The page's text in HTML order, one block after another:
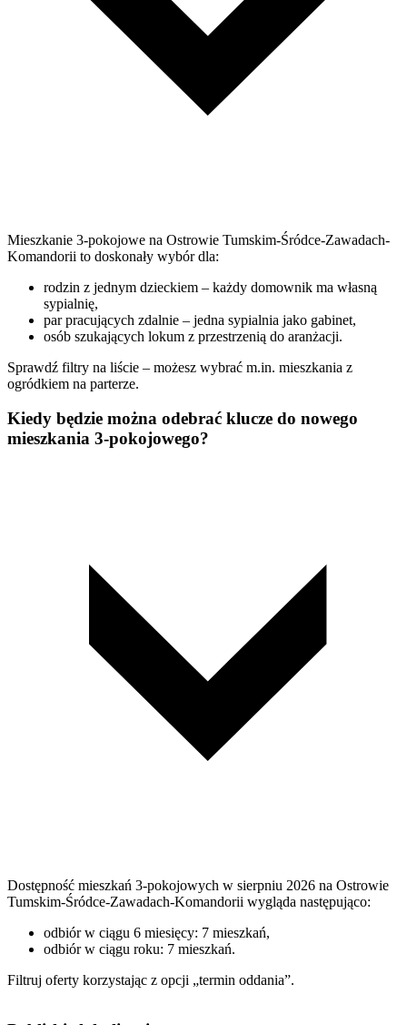
Mieszkanie 3-pokojowe na Ostrowie Tumskim-Śródce-Zawadach-
Komandorii to doskonały wybór dla:
rodzin z jednym dzieckiem – każdy domownik ma własną
sypialnię,
par pracujących zdalnie – jedna sypialnia jako gabinet,
osób szukających lokum z przestrzenią do aranżacji.
Sprawdź filtry na liście – możesz wybrać m.in. mieszkania z
ogródkiem na parterze.
Kiedy będzie można odebrać klucze do nowego
mieszkania 3-pokojowego?
Dostępność mieszkań 3-pokojowych w sierpniu 2026 na Ostrowie
Tumskim-Śródce-Zawadach-Komandorii wygląda następująco:
odbiór w ciągu 6 miesięcy: 7 mieszkań,
odbiór w ciągu roku: 7 mieszkań.
Filtruj oferty korzystając z opcji „termin oddania”.